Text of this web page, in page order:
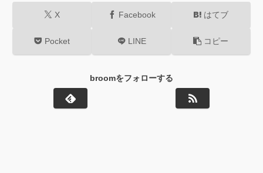
X Facebook はてブ
Pocket LINE コピー
broomをフォローする